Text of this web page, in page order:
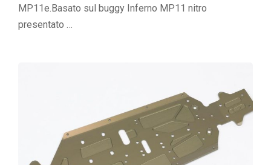
MP11e.Basato sul buggy Inferno MP11 nitro
presentato …